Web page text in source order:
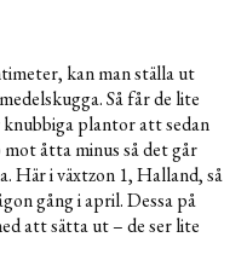
kan man ställa ut
Så får de lite
knubbiga plantor att sedan
åtta minus så det går
Här i växtzon 1, Halland, så
gång i april. Dessa på
att sätta ut – de ser lite